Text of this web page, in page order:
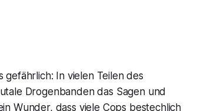
gefährlich: In vielen Teilen des
Drogenbanden das Sagen und
Wunder, dass viele Cops bestechlich